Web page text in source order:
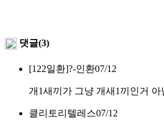
댓글(3)
[122일환]?-인환07/12
개1새끼가 그냥 개새1끼인거 아
클리토리텔레스07/12